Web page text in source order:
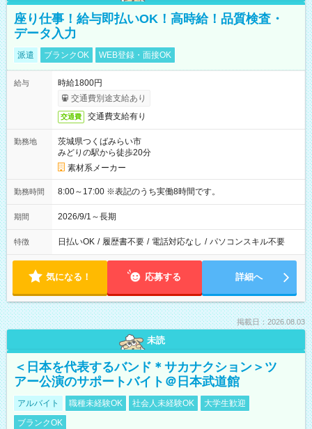
座り仕事！給与即払いOK！高時給！品質検査・
データ入力
派遣 ブランクOK WEB登録・面接OK
給与
時給1800円
交通費別途支給あり
交通費 交通費支給有り
勤務地
茨城県つくばみらい市
みどりの駅から徒歩20分
素材系メーカー
勤務時間 8:00～17:00 ※表記のうち実働8時間です。
期間 2026/9/1～長期
特徴 日払いOK / 履歴書不要 / 電話対応なし / パソコンスキル不要
気になる！ 応募する 詳細へ
掲載日：2026.08.03
未読
＜日本を代表するバンド＊サカナクション＞ツ
アー公演のサポートバイト＠日本武道館
アルバイト 職種未経験OK 社会人未経験OK
大学生歓迎
ブランクOK